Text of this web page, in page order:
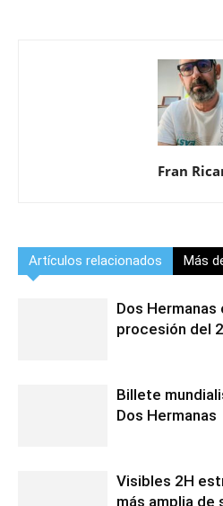
Fran
Artículos relacionados Más
Dos Hermanas
procesión del
Billete
Dos Hermanas
Visibles 2H
más amplia de